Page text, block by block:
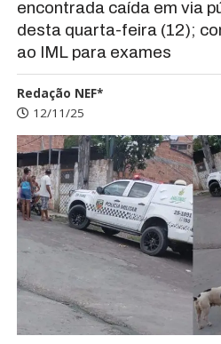
encontrada caída em via
desta quarta-feira (12);
ao IML para exames
Redação NEF*
12/11/25